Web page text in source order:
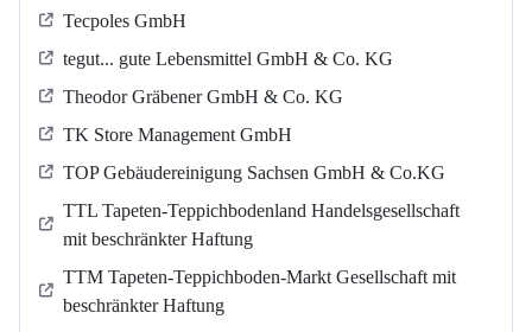
Tecpoles GmbH
tegut... gute Lebensmittel GmbH & Co. KG
Theodor Gräbener GmbH & Co. KG
TK Store Management GmbH
TOP Gebäudereinigung Sachsen GmbH & Co.KG
TTL Tapeten-Teppichbodenland Handelsgesellschaft
mit beschränkter Haftung
TTM Tapeten-Teppichboden-Markt Gesellschaft mit
beschränkter Haftung